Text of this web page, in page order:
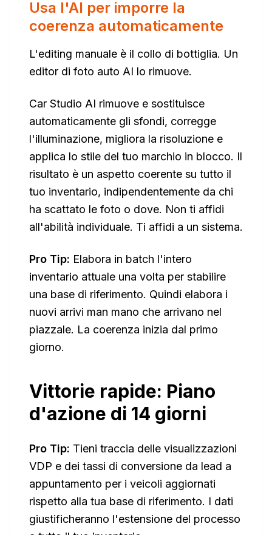
Usa l'AI per imporre la
coerenza automaticamente
L'editing manuale è il collo di bottiglia. Un
editor di foto auto AI lo rimuove.
Car Studio AI rimuove e sostituisce
automaticamente gli sfondi, corregge
l'illuminazione, migliora la risoluzione e
applica lo stile del tuo marchio in blocco. Il
risultato è un aspetto coerente su tutto il
tuo inventario, indipendentemente da chi
ha scattato le foto o dove. Non ti affidi
all'abilità individuale. Ti affidi a un sistema.
Pro Tip: Elabora in batch l'intero
inventario attuale una volta per stabilire
una base di riferimento. Quindi elabora i
nuovi arrivi man mano che arrivano nel
piazzale. La coerenza inizia dal primo
giorno.
Vittorie rapide: Piano
d'azione di 14 giorni
Pro Tip: Tieni traccia delle visualizzazioni
VDP e dei tassi di conversione da lead a
appuntamento per i veicoli aggiornati
rispetto alla tua base di riferimento. I dati
giustificheranno l'estensione del processo